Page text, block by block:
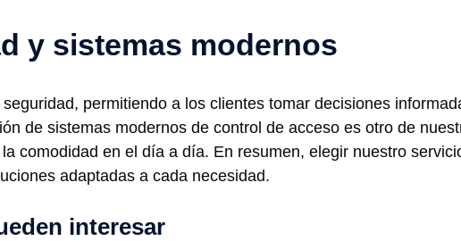
y sistemas modernos
permitiendo a los clientes tomar decisiones
de sistemas modernos de control de acceso es otro de
comodidad en el día a día. En resumen, elegir nuestro
adaptadas a cada necesidad.
interesar